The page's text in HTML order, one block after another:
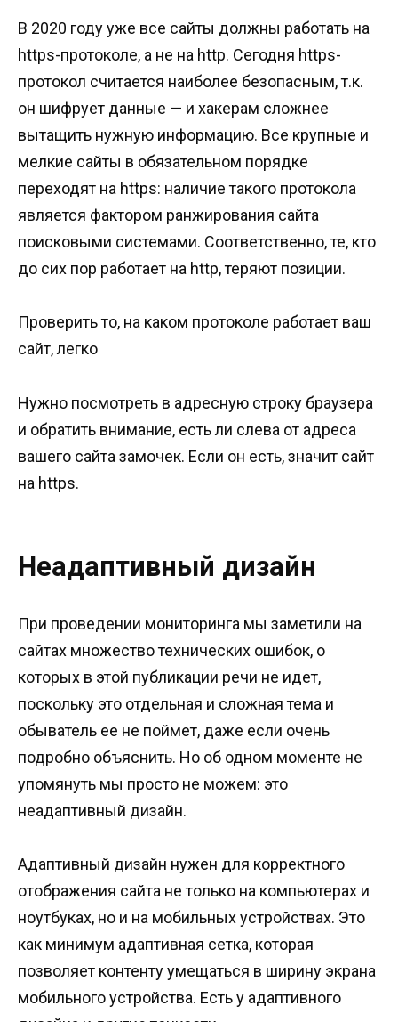
В 2020 году уже все сайты должны работать на
https-протоколе, а не на http. Сегодня https-
протокол считается наиболее безопасным, т.к.
он шифрует данные — и хакерам сложнее
вытащить нужную информацию. Все крупные и
мелкие сайты в обязательном порядке
переходят на https: наличие такого протокола
является фактором ранжирования сайта
поисковыми системами. Соответственно, те, кто
до сих пор работает на http, теряют позиции.
Проверить то, на каком протоколе работает ваш
сайт, легко
Нужно посмотреть в адресную строку браузера
и обратить внимание, есть ли слева от адреса
вашего сайта замочек. Если он есть, значит сайт
на https.
Неадаптивный дизайн
При проведении мониторинга мы заметили на
сайтах множество технических ошибок, о
которых в этой публикации речи не идет,
поскольку это отдельная и сложная тема и
обыватель ее не поймет, даже если очень
подробно объяснить. Но об одном моменте не
упомянуть мы просто не можем: это
неадаптивный дизайн.
Адаптивный дизайн нужен для корректного
отображения сайта не только на компьютерах и
ноутбуках, но и на мобильных устройствах. Это
как минимум адаптивная сетка, которая
позволяет контенту умещаться в ширину экрана
мобильного устройства. Есть у адаптивного